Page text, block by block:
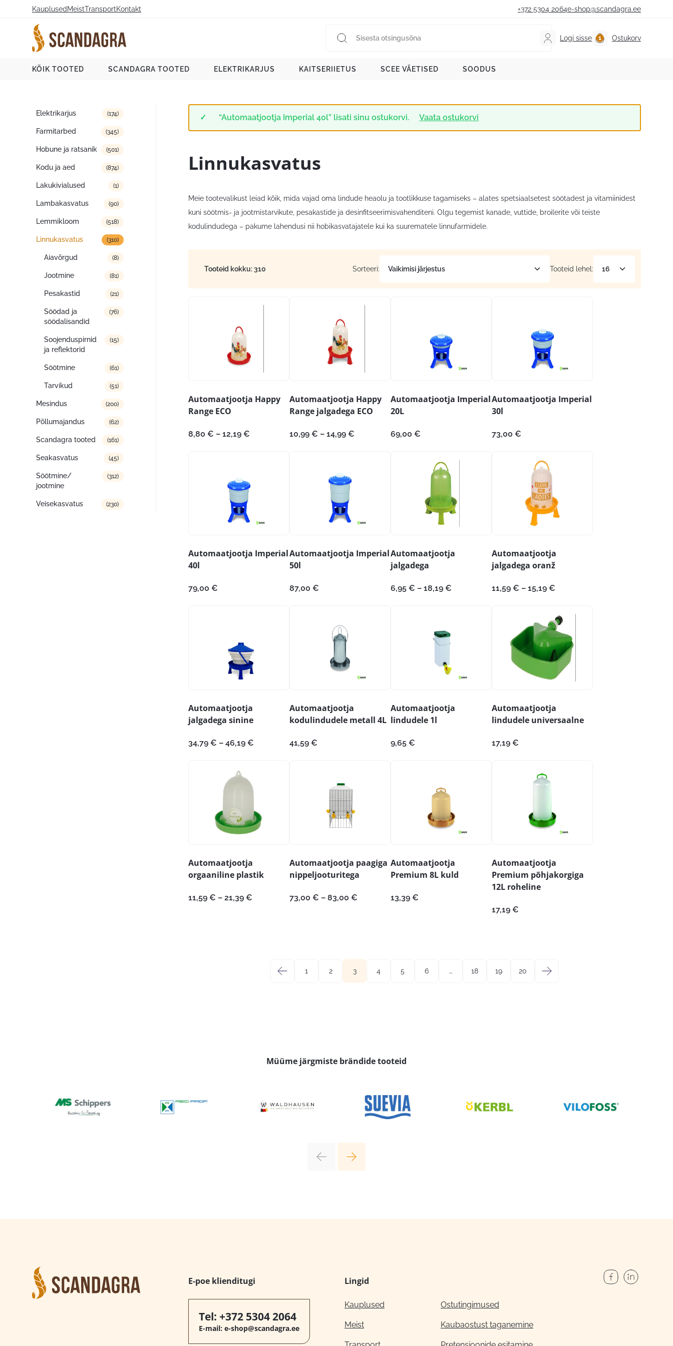
Kauplused MeistTransportKontakt +372 5304 2064e-shop@scandagra.ee
Logi sisse Ostukorv
KÕIK TOOTED SCANDAGRA TOOTED ELEKTRIKARJUS KAITSERIIETUS SCEE VÄETISED SOODUS
Tootekategooriad
Elektrikarjus (174)
Farmitarbed (345)
Hobune ja ratsanik (501)
Kodu ja aed (874)
Lakukivialused (1)
Lambakasvatus (90)
Lemmikloom (518)
Linnukasvatus (310)
Aiavõrgud (8)
Jootmine (81)
Pesakastid (21)
Söödad ja
söödalisandid
(76)
Soojenduspirnid
ja reflektorid
(15)
Söötmine (61)
Tarvikud (51)
Mesindus (200)
Põllumajandus (62)
Scandagra tooted (161)
Seakasvatus (45)
Söötmine/
jootmine
(312)
Veisekasvatus (230)
“Automaatjootja Imperial 40l” lisati sinu ostukorvi. Vaata ostukorvi
Linnukasvatus
Meie tootevalikust leiad kõik, mida vajad oma lindude heaolu ja tootlikkuse tagamiseks – alates spetsiaalsetest söötadest ja vitamiinidest
kuni söötmis- ja jootmistarvikute, pesakastide ja desinfitseerimisvahenditeni. Olgu tegemist kanade, vuttide, broilerite või teiste
kodulindudega – pakume lahendusi nii hobikasvatajatele kui ka suurematele linnufarmidele.
Tooteid kokku: 310 Sorteeri: Tooteid lehel:
Automaatjootja Happy
Range ECO
8,80 € – 12,19 € Hinnavahemik:
Automaatjootja Happy
Range jalgadega ECO
10,99 € – 14,99 € Hinnavahemik:
Automaatjootja Imperial
20L
69,00 €
Automaatjootja Imperial
30l
73,00 €
Automaatjootja Imperial
40l
79,00 €
Automaatjootja Imperial
50l
87,00 €
Automaatjootja
jalgadega
6,95 € – 18,19 € Hinnavahemik:
Automaatjootja
jalgadega oranž
11,59 € – 15,19 €
15,19 €
Automaatjootja
jalgadega sinine
34,79 € – 46,19 € Hinnavahemik:
Automaatjootja
kodulindudele metall 4L
41,59 €
Automaatjootja
lindudele 1l
9,65 €
Automaatjootja
lindudele universaalne
17,19 €
Automaatjootja
orgaaniline plastik
11,59 € – 21,39 € Hinnavahemik:
Automaatjootja paagiga
nippeljooturitega
73,00 € – 83,00 € Hinnavahemik:
Automaatjootja
Premium 8L kuld
13,39 €
Automaatjootja
Premium põhjakorgiga
12L roheline
17,19 €
← 1 2 3 4 5 6 … 18 19 20 →
Müüme järgmiste brändide tooteid
E-poe klienditugi
Tel: +372 5304 2064
E-mail: e-shop@scandagra.ee
Lingid
Kauplused
Meist
Ostutingimused
Kaubaostust taganemine